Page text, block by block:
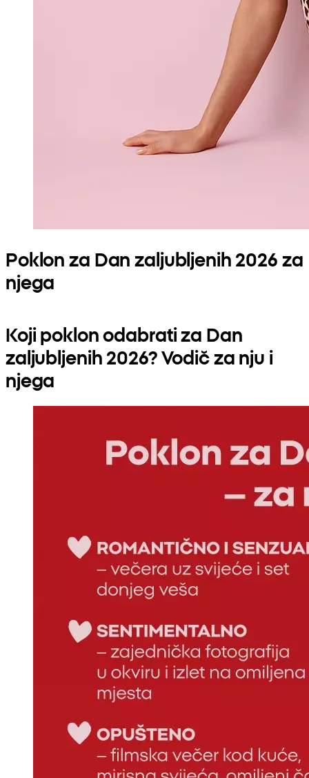
Poklon za Dan zaljubljenih 2026 za
njega
Koji poklon odabrati za Dan
zaljubljenih 2026? Vodič za nju i
njega